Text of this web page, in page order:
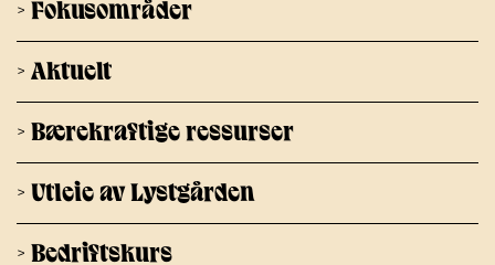
> Fokusområder
> Aktuelt
> Bærekraftige ressurser
> Utleie av Lystgården
> Bedriftskurs